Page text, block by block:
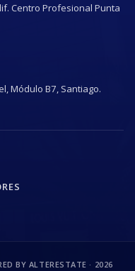
Centro Profesional Punta
Módulo B7, Santiago.
BY ALTERESTATE · 2026